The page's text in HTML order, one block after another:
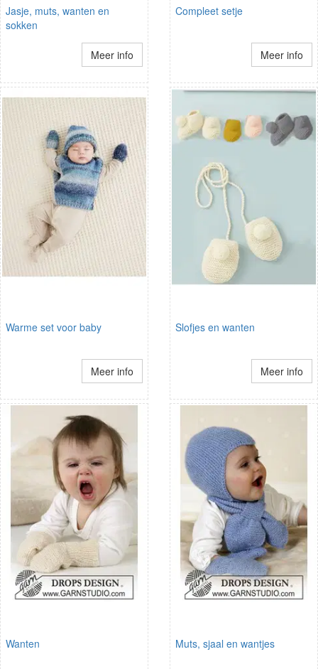
Jasje, muts, wanten en
sokken
Meer info
Compleet setje
Meer info
Warme set voor baby
Meer info
Slofjes en wanten
Meer info
Wanten Muts, sjaal en wantjes